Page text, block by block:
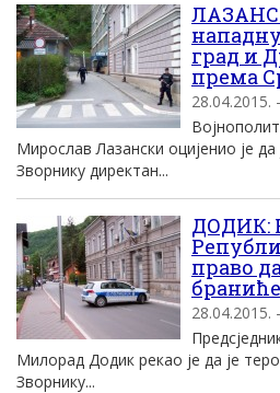
град и
према
28.04.2015.
Мирослав Лазански оцијенио је
Зворнику директан...
ДОДИК:
право
28.04.2015.
Милорад Додик рекао је да је
Зворнику...